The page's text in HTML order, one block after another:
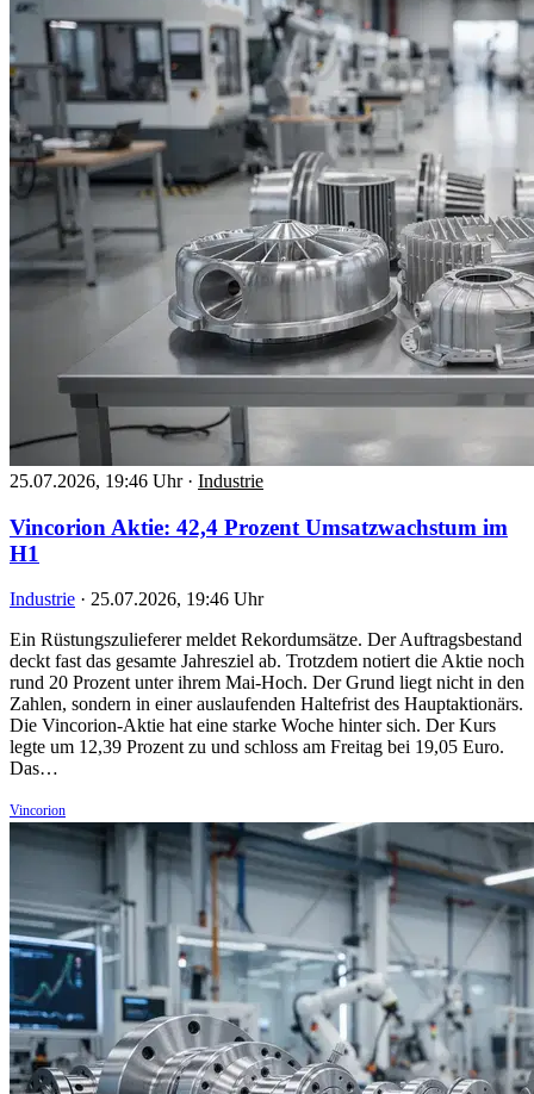
25.07.2026, 19:46 Uhr · Industrie
Vincorion Aktie: 42,4 Prozent Umsatzwachstum im
H1
Industrie · 25.07.2026, 19:46 Uhr
Ein Rüstungszulieferer meldet Rekordumsätze. Der Auftragsbestand
deckt fast das gesamte Jahresziel ab. Trotzdem notiert die Aktie noch
rund 20 Prozent unter ihrem Mai-Hoch. Der Grund liegt nicht in den
Zahlen, sondern in einer auslaufenden Haltefrist des Hauptaktionärs.
Die Vincorion-Aktie hat eine starke Woche hinter sich. Der Kurs
legte um 12,39 Prozent zu und schloss am Freitag bei 19,05 Euro.
Das…
Vincorion